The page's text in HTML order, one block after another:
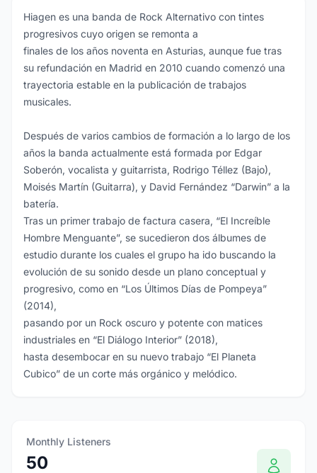
Hiagen es una banda de Rock Alternativo con tintes
progresivos cuyo origen se remonta a
finales de los años noventa en Asturias, aunque fue tras
su refundación en Madrid en 2010 cuando comenzó una
trayectoria estable en la publicación de trabajos
musicales.
Después de varios cambios de formación a lo largo de los
años la banda actualmente está formada por Edgar
Soberón, vocalista y guitarrista, Rodrigo Téllez (Bajo),
Moisés Martín (Guitarra), y David Fernández “Darwin” a la
batería.
Tras un primer trabajo de factura casera, “El Increíble
Hombre Menguante”, se sucedieron dos álbumes de
estudio durante los cuales el grupo ha ido buscando la
evolución de su sonido desde un plano conceptual y
progresivo, como en “Los Últimos Días de Pompeya”
(2014),
pasando por un Rock oscuro y potente con matices
industriales en “El Diálogo Interior” (2018),
hasta desembocar en su nuevo trabajo “El Planeta
Cubico” de un corte más orgánico y melódico.
Monthly Listeners
50